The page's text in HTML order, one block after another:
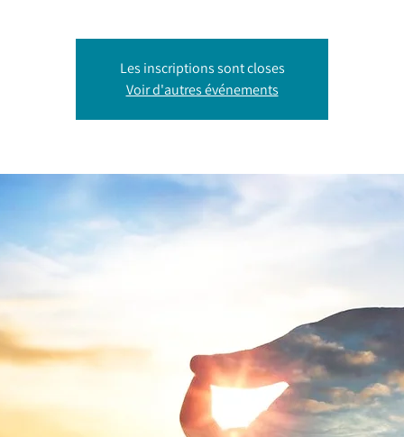
Les inscriptions sont closes
Voir d'autres événements